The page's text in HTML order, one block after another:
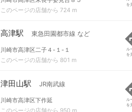
このページの店舗から 724 m
を
高津駅 東急田園都市線 など
川崎市高津区二子４-１-１
このページの店舗から 801 m
ル
を
津田山駅 JR南武線
川崎市高津区下作延
このページの店舗から 950 m
ル
を